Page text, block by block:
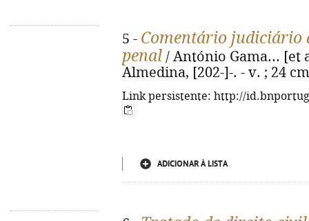
5 - Comentário judiciário
penal / António Gama... [et
Almedina, [202-]-. - v. ; 24
Link persistente: http://
ADICIONAR À LISTA